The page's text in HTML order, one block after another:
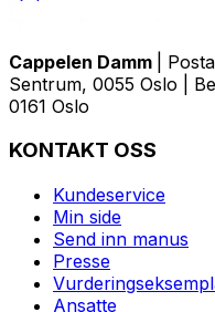
Cappelen Damm
|
Sentrum, 0055 Oslo |
0161 Oslo
KONTAKT OSS
Kundeservice
Min side
Send inn manus
Presse
Ansatte